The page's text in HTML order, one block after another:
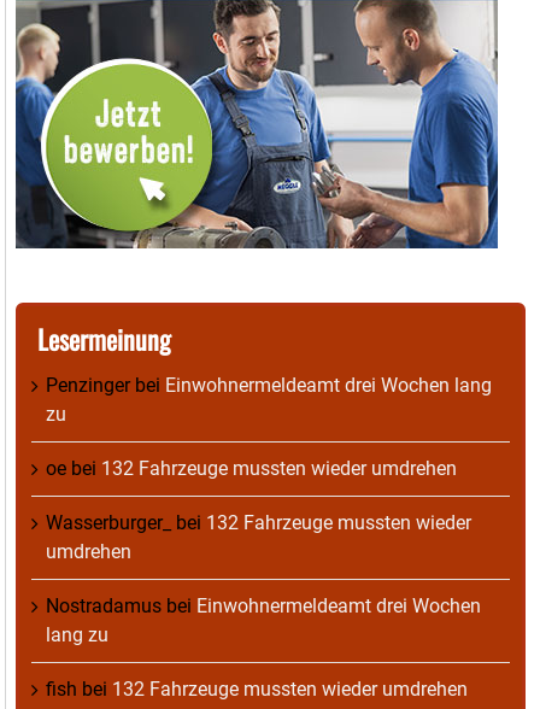
Lesermeinung
Penzingerbei Einwohnermeldeamt drei Wochen lang
zu
oe bei 132 Fahrzeuge mussten wieder umdrehen
Wasserburger_ bei 132 Fahrzeuge mussten wieder
umdrehen
Nostradamus bei Einwohnermeldeamt drei Wochen
lang zu
fish bei 132 Fahrzeuge mussten wieder umdrehen